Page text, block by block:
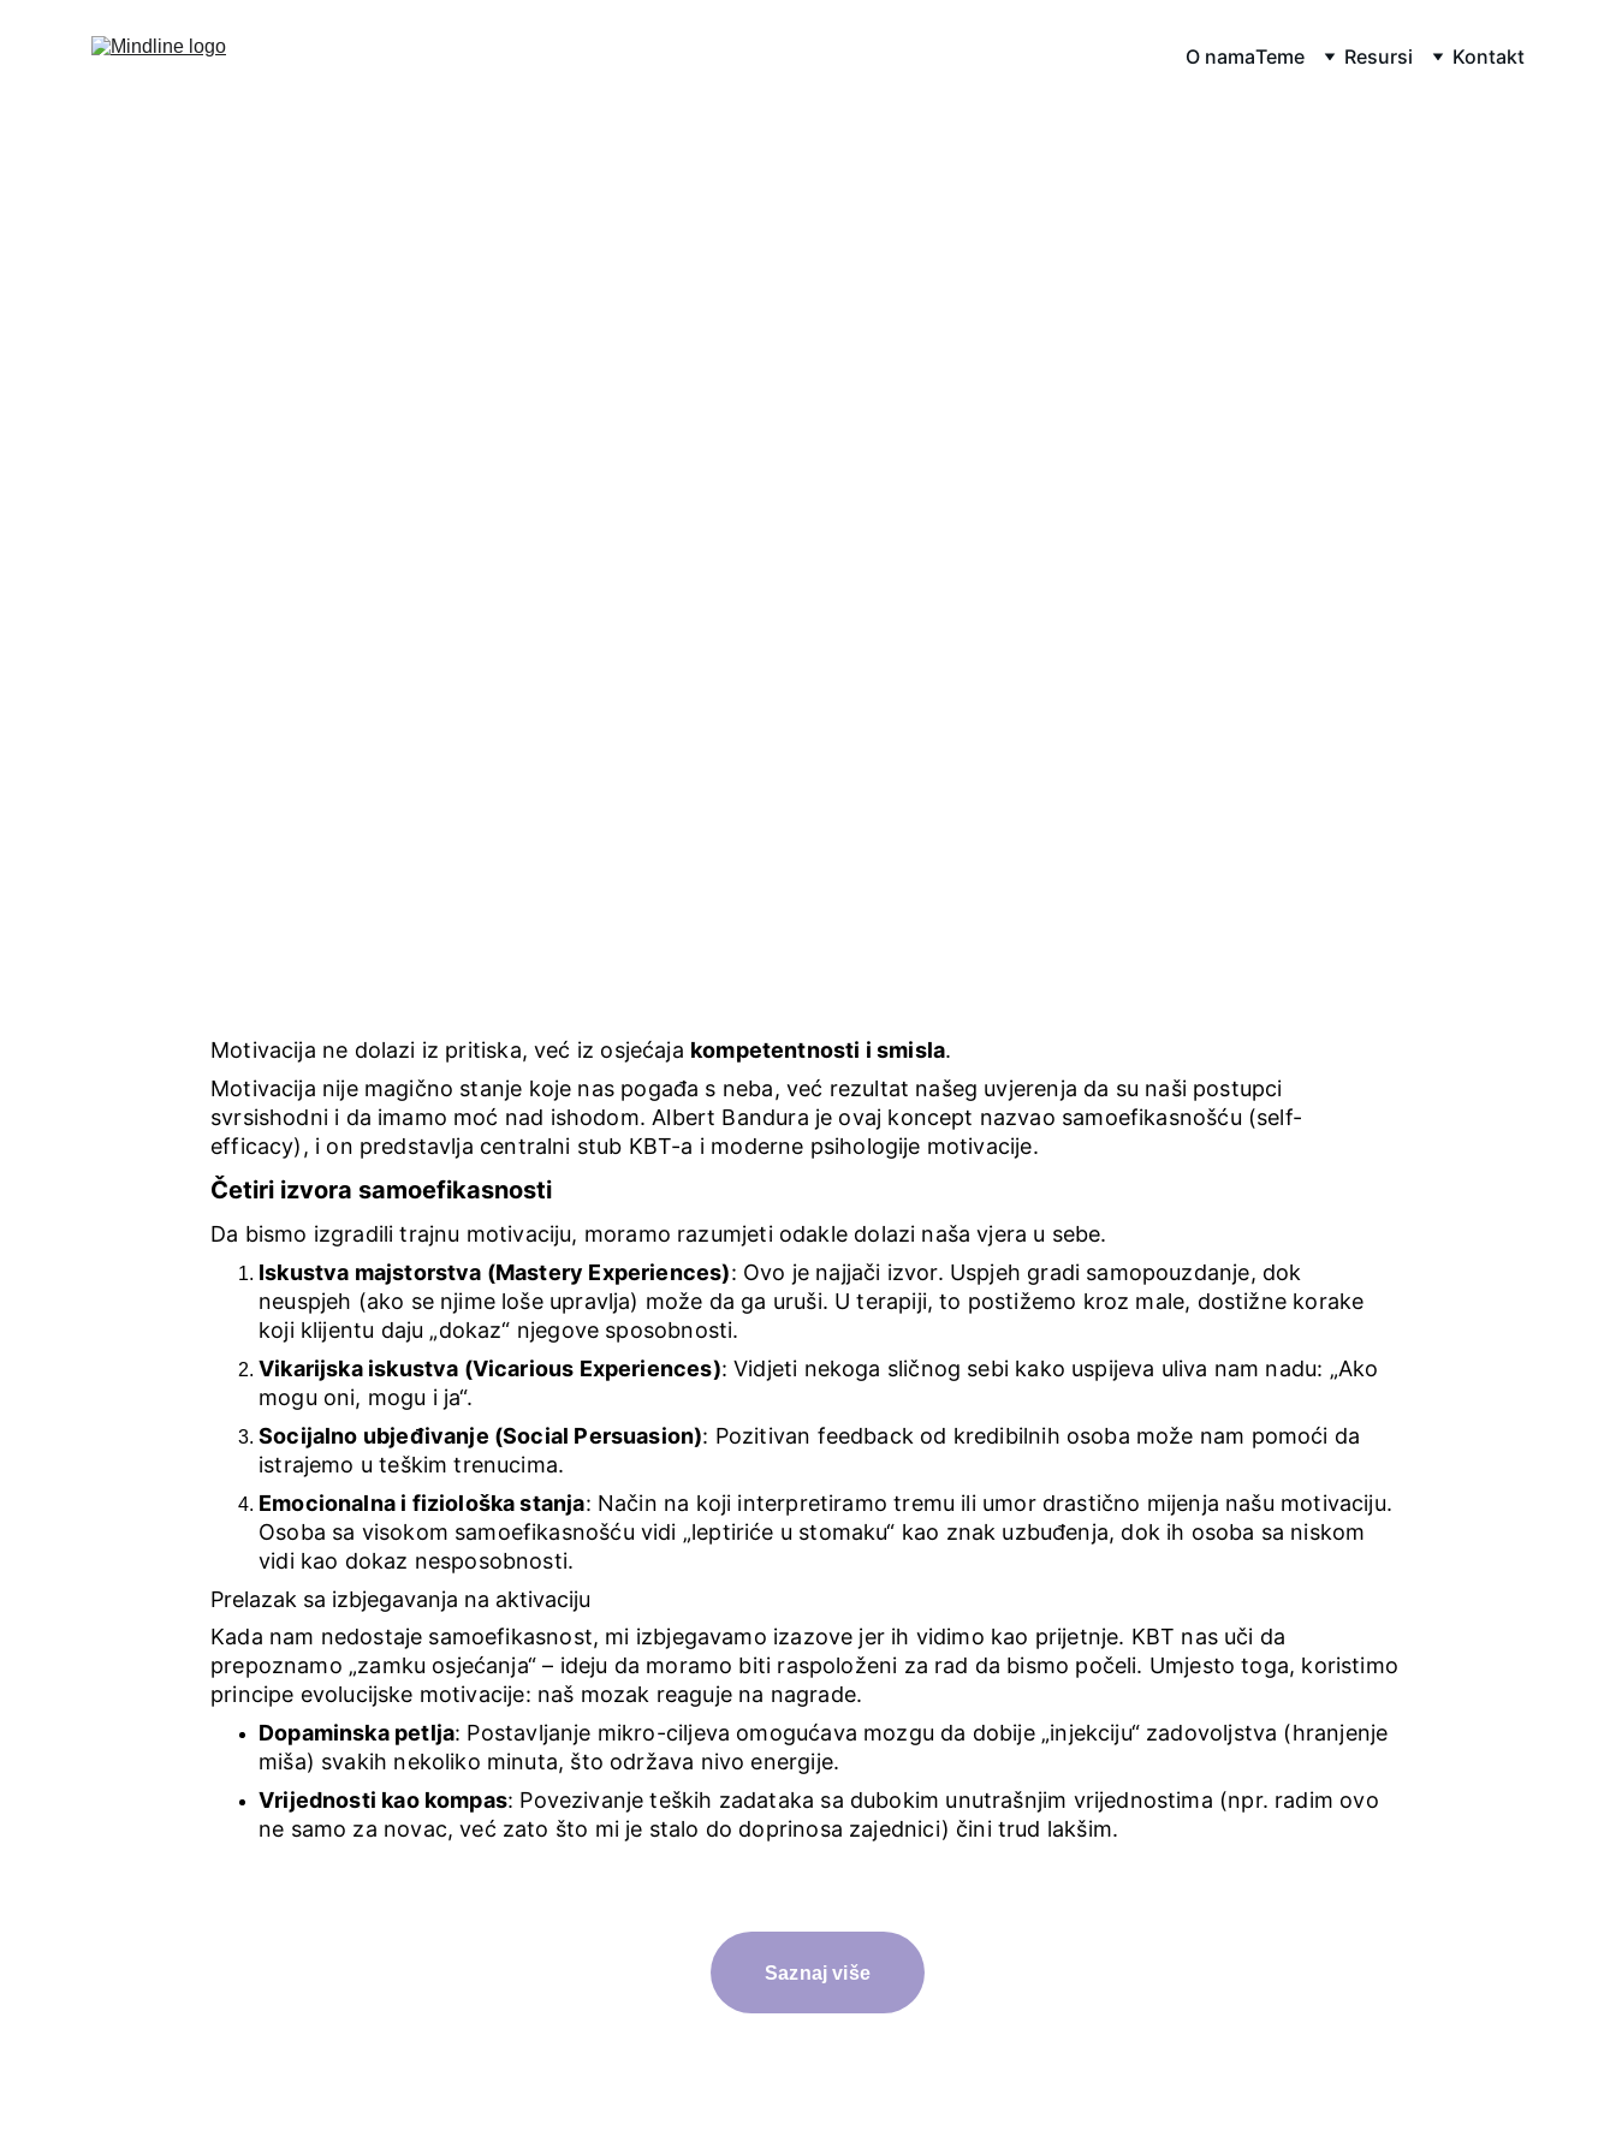
O namaTeme Resursi Kontakt
Motivacija ne dolazi iz pritiska, već iz osjećaja kompetentnosti i smisla.
Motivacija nije magično stanje koje nas pogađa s neba, već rezultat našeg uvjerenja da su naši postupci
svrsishodni i da imamo moć nad ishodom. Albert Bandura je ovaj koncept nazvao samoefikasnošću (self-
efficacy), i on predstavlja centralni stub KBT-a i moderne psihologije motivacije.
Četiri izvora samoefikasnosti
Da bismo izgradili trajnu motivaciju, moramo razumjeti odakle dolazi naša vjera u sebe.
Iskustva majstorstva (Mastery Experiences): Ovo je najjači izvor. Uspjeh gradi samopouzdanje, dok
neuspjeh (ako se njime loše upravlja) može da ga uruši. U terapiji, to postižemo kroz male, dostižne korake
koji klijentu daju „dokaz“ njegove sposobnosti.
Vikarijska iskustva (Vicarious Experiences): Vidjeti nekoga sličnog sebi kako uspijeva uliva nam nadu: „Ako
mogu oni, mogu i ja“.
Socijalno ubjeđivanje (Social Persuasion): Pozitivan feedback od kredibilnih osoba može nam pomoći da
istrajemo u teškim trenucima.
Emocionalna i fiziološka stanja: Način na koji interpretiramo tremu ili umor drastično mijenja našu motivaciju.
Osoba sa visokom samoefikasnošću vidi „leptiriće u stomaku“ kao znak uzbuđenja, dok ih osoba sa niskom
vidi kao dokaz nesposobnosti.
Prelazak sa izbjegavanja na aktivaciju
Kada nam nedostaje samoefikasnost, mi izbjegavamo izazove jer ih vidimo kao prijetnje. KBT nas uči da
prepoznamo „zamku osjećanja“ – ideju da moramo biti raspoloženi za rad da bismo počeli. Umjesto toga, koristimo
principe evolucijske motivacije: naš mozak reaguje na nagrade.
Dopaminska petlja: Postavljanje mikro-ciljeva omogućava mozgu da dobije „injekciju“ zadovoljstva (hranjenje
miša) svakih nekoliko minuta, što održava nivo energije.
Vrijednosti kao kompas: Povezivanje teških zadataka sa dubokim unutrašnjim vrijednostima (npr. radim ovo
ne samo za novac, već zato što mi je stalo do doprinosa zajednici) čini trud lakšim.
Saznaj više